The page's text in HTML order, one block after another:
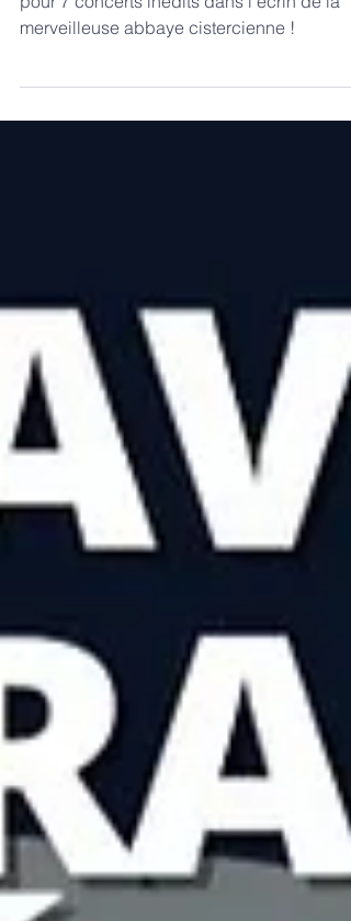
✨Rendez-vous du 14 juillet au 2 août 2026
pour 7 concerts inédits dans l'écrin de la